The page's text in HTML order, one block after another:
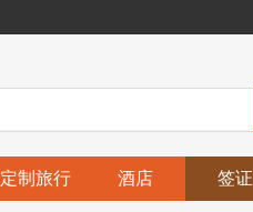
定制旅行 酒店 签证